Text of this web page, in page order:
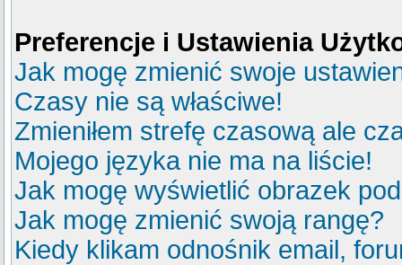
Preferencje i Ustawienia
Jak mogę zmienić swoje
Czasy nie są właściwe!
Zmieniłem strefę czasową ale
Mojego języka nie ma na liście!
Jak mogę wyświetlić obrazek
Jak mogę zmienić swoją rangę?
Kiedy klikam odnośnik email,